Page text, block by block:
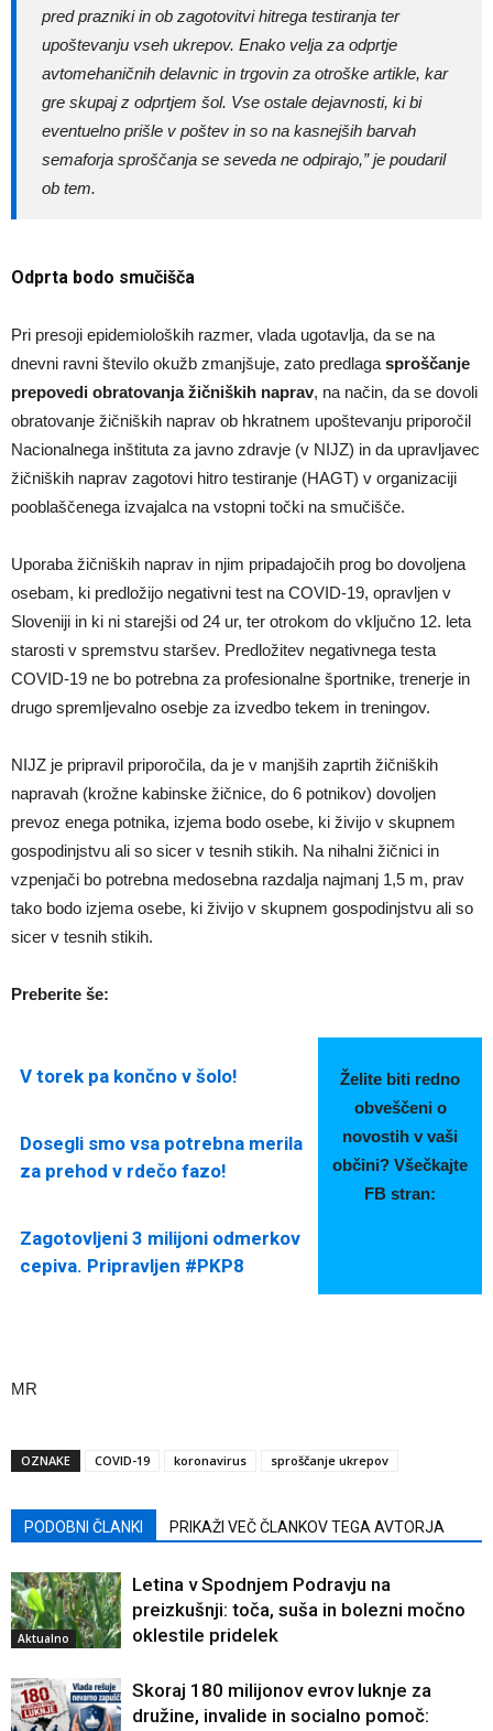
pred prazniki in ob zagotovitvi hitrega testiranja ter
upoštevanju vseh ukrepov. Enako velja za odprtje
avtomehaničnih delavnic in trgovin za otroške artikle, kar
gre skupaj z odprtjem šol. Vse ostale dejavnosti, ki bi
eventuelno prišle v poštev in so na kasnejših barvah
semaforja sproščanja se seveda ne odpirajo,” je poudaril
ob tem.
Odprta bodo smučišča
Pri presoji epidemioloških razmer, vlada ugotavlja, da se na
dnevni ravni število okužb zmanjšuje, zato predlaga sproščanje
prepovedi obratovanja žičniških naprav, na način, da se dovoli
obratovanje žičniških naprav ob hkratnem upoštevanju priporočil
Nacionalnega inštituta za javno zdravje (v NIJZ) in da upravljavec
žičniških naprav zagotovi hitro testiranje (HAGT) v organizaciji
pooblaščenega izvajalca na vstopni točki na smučišče.
Uporaba žičniških naprav in njim pripadajočih prog bo dovoljena
osebam, ki predložijo negativni test na COVID-19, opravljen v
Sloveniji in ki ni starejši od 24 ur, ter otrokom do vključno 12. leta
starosti v spremstvu staršev. Predložitev negativnega testa
COVID-19 ne bo potrebna za profesionalne športnike, trenerje in
drugo spremljevalno osebje za izvedbo tekem in treningov.
NIJZ je pripravil priporočila, da je v manjših zaprtih žičniških
napravah (krožne kabinske žičnice, do 6 potnikov) dovoljen
prevoz enega potnika, izjema bodo osebe, ki živijo v skupnem
gospodinjstvu ali so sicer v tesnih stikih. Na nihalni žičnici in
vzpenjači bo potrebna medosebna razdalja najmanj 1,5 m, prav
tako bodo izjema osebe, ki živijo v skupnem gospodinjstvu ali so
sicer v tesnih stikih.
Preberite še:
V torek pa končno v šolo!
Želite biti redno
obveščeni o
novostih v vaši
občini? Všečkajte
FB stran:
Dosegli smo vsa potrebna merila
za prehod v rdečo fazo!
Zagotovljeni 3 milijoni odmerkov
cepiva. Pripravljen #PKP8
MR
OZNAKE COVID-19 koronavirus sproščanje ukrepov
PODOBNI ČLANKI PRIKAŽI VEČ ČLANKOV TEGA AVTORJA
Aktualno
Letina v Spodnjem Podravju na
preizkušnji: toča, suša in bolezni močno
oklestile pridelek
Skoraj 180 milijonov evrov luknje za
družine, invalide in socialno pomoč: